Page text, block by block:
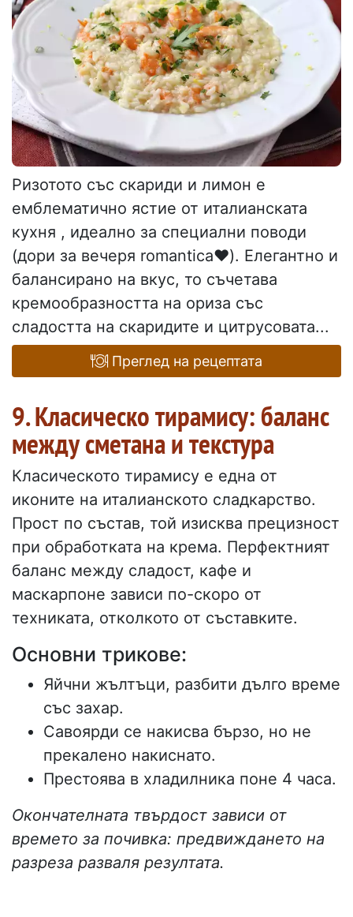
Ризотото със скариди и лимон е
емблематично ястие от италианската
кухня , идеално за специални поводи
(дори за вечеря romantica❤️). Елегантно и
балансирано на вкус, то съчетава
кремообразността на ориза със
сладостта на скаридите и цитрусовата...
Преглед на рецептата
9. Класическо тирамису: баланс
между сметана и текстура
Класическото тирамису е една от
иконите на италианското сладкарство.
Прост по състав, той изисква прецизност
при обработката на крема. Перфектният
баланс между сладост, кафе и
маскарпоне зависи по-скоро от
техниката, отколкото от съставките.
Основни трикове:
Яйчни жълтъци, разбити дълго време
със захар.
Савоярди се накисва бързо, но не
прекалено накиснато.
Престоява в хладилника поне 4 часа.
Окончателната твърдост зависи от
времето за почивка: предвиждането на
разреза разваля резултата.